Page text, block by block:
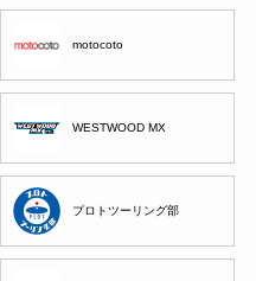
motocoto
WESTWOOD MX
プロトツーリング部